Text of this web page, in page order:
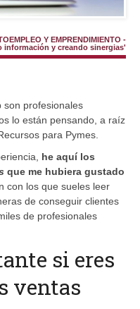
Y EMPRENDIMIENTO -
información y creando sinergias'
son profesionales
lo están pensando, a raíz
para Pymes.
he aquí los
que me hubiera gustado
con los que sueles leer
de conseguir clientes
de profesionales
si eres
ventas